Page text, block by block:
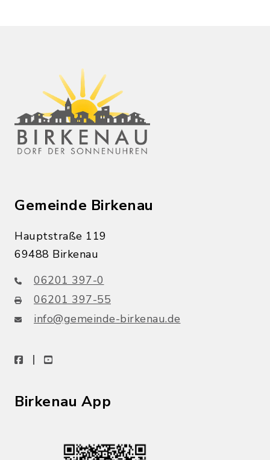
Gemeinde Birkenau
Hauptstraße 119
69488 Birkenau
06201 397-0
06201 397-55
info@gemeinde-birkenau.de
facebookyoutube
Birkenau App